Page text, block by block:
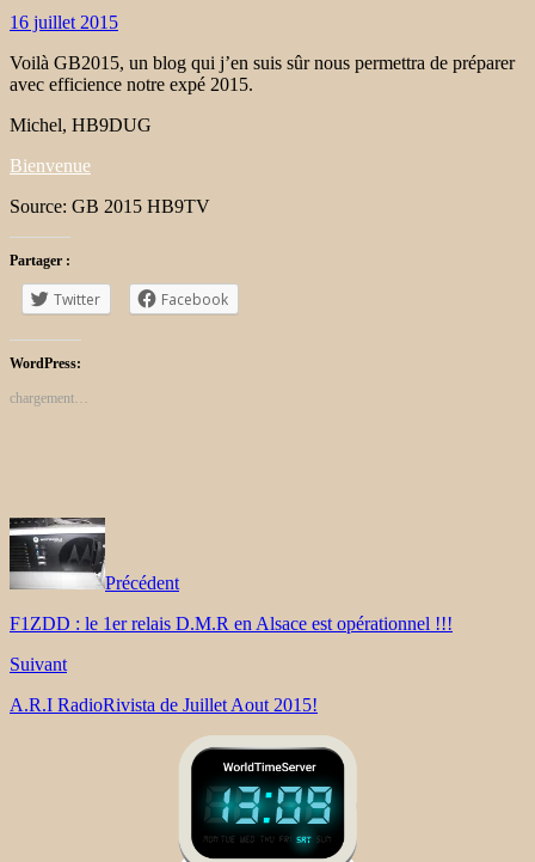
16 juillet 2015
Voilà GB2015, un blog qui j’en suis sûr nous permettra de préparer
avec efficience notre expé 2015.
Michel, HB9DUG
Bienvenue
Source: GB 2015 HB9TV
Partager :
Twitter Facebook
WordPress:
chargement…
Précédent
F1ZDD : le 1er relais D.M.R en Alsace est opérationnel !!!
Suivant
A.R.I RadioRivista de Juillet Aout 2015!